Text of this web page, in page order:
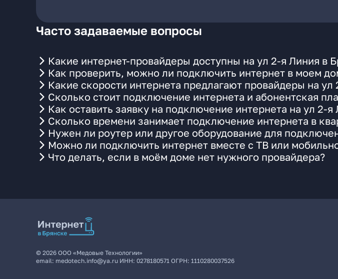
Часто задаваемые вопросы
Какие интернет-провайдеры доступны на ул 2-я Линия в
Как проверить, можно ли подключить интернет в моем
Какие скорости интернета предлагают провайдеры на ул
Сколько стоит подключение интернета и абонентская
Как оставить заявку на подключение интернета на ул 2-я
Сколько времени занимает подключение интернета в
Нужен ли роутер или другое оборудование для
Можно ли подключить интернет вместе с ТВ или
Что делать, если в моём доме нет нужного провайдера?
© 2026 ООО «Медовые Технологии»
email: medotech.info@ya.ru ИНН: 0278180571 ОГРН: 1110280037526